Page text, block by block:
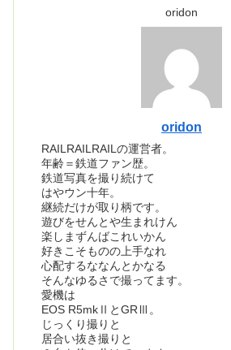
oridon
oridon
RAILRAILRAILの運営者。
年齢＝鉄道ファン歴。
鉄道写真を撮り続けて
はやウン十年。
継続だけが取り柄です。
遊びをせんとや生まれけん
楽しまずんばこれいかん
好きこそものの上手なれ
心配するななんとかなる
そんなゆるさで撮ってます。
愛機は
EOS R5mkⅡとGRⅢ。
じっくり撮りと
居合い抜き撮りと